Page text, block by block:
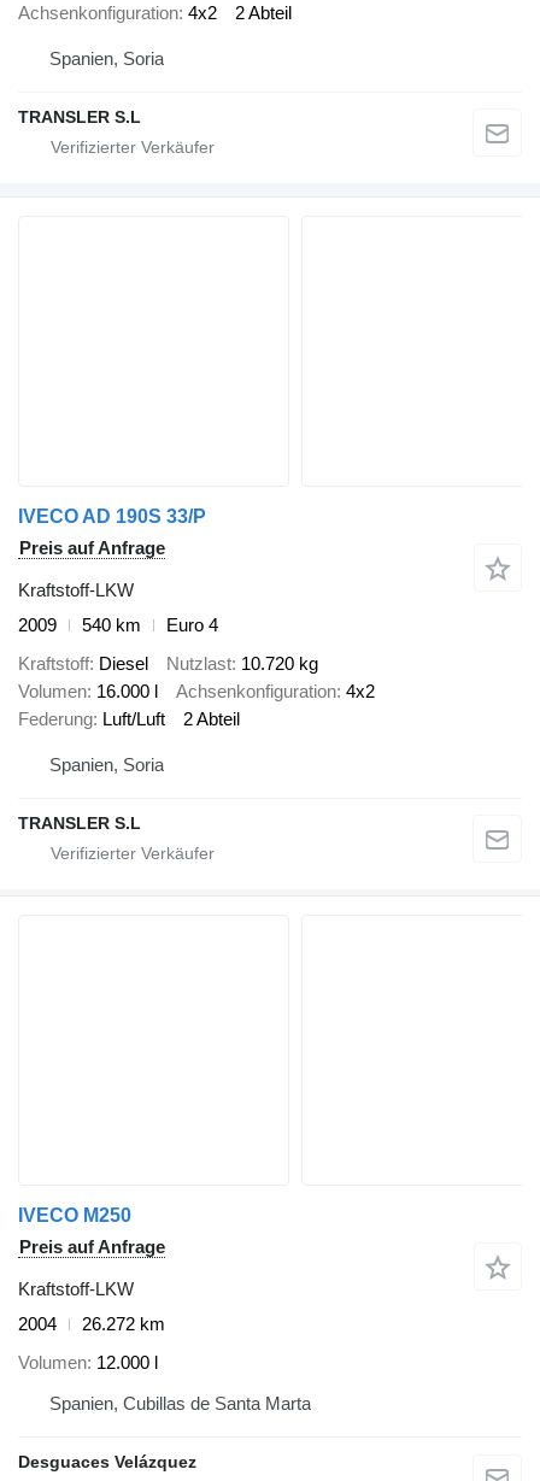
Achsenkonfiguration 4x2 2 Abteil
Spanien, Soria
TRANSLER S.L
IVECO AD 190S 33/P
Preis auf Anfrage
Kraftstoff-LKW
2009
540 km
Euro 4
Kraftstoff Diesel Nutzlast 10.720 kg
Volumen 16.000 l Achsenkonfiguration 4x2
Federung Luft/Luft 2 Abteil
Spanien, Soria
TRANSLER S.L
IVECO M250
Preis auf Anfrage
Kraftstoff-LKW
2004
26.272 km
Volumen 12.000 l
Spanien, Cubillas de Santa Marta
Desguaces Velázquez